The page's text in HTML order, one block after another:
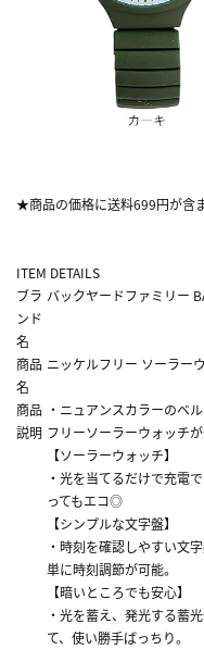
★商品の価格に送料699円が含
ITEM DETAILS
ブラ
ンド
名
バックヤードファミリー
商品
名
ニッケルフリー ソーラー
商品
説明
・ニュアンスカラーのベ
フリーソーラーウォッチが
【ソーラーウォッチ】
・光を当てるだけで充電
ってもエコ◎
【シンプルな文字盤】
・時刻を確認しやすい文
単に時刻調節が可能。
【暗いところでも安心】
・光を蓄え、発光する蓄
て、使い勝手ばっちり。